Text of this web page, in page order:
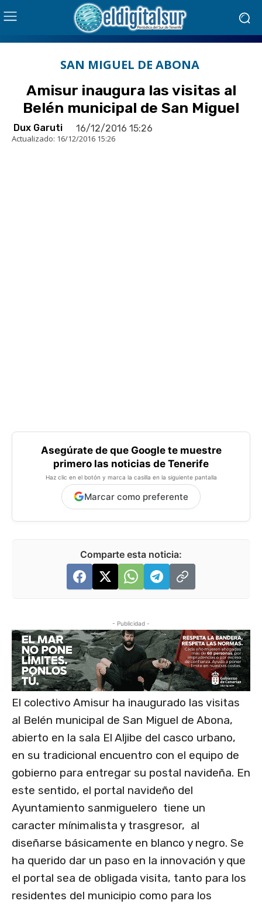
SAN MIGUEL DE ABONA
Amisur inaugura las visitas al
Belén municipal de San Miguel
Dux Garuti 16/12/2016 15:26
Actualizado: 16/12/2016 15:26
Asegúrate de que Google te muestre
primero las noticias de Tenerife
Haz clic en el botón y marca la casilla en la siguiente pantalla
Marcar como preferente
Comparte esta noticia:
- Publicidad -
El colectivo Amisur ha inaugurado las visitas
al Belén municipal de San Miguel de Abona,
abierto en la sala El Aljibe del casco urbano,
en su tradicional encuentro con el equipo de
gobierno para entregar su postal navideña. En
este sentido, el portal navideño del
Ayuntamiento sanmiguelero tiene un
caracter mínimalista y trasgresor, al
diseñarse básicamente en blanco y negro. Se
ha querido dar un paso en la innovación y que
el portal sea de obligada visita, tanto para los
residentes del municipio como para los